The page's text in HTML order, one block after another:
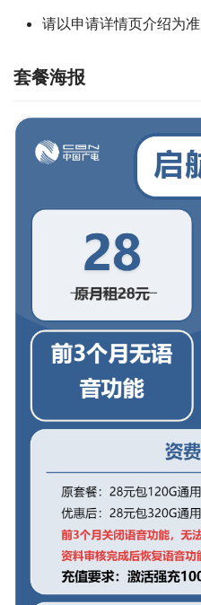
请以申请详情页介绍为准
套餐海报